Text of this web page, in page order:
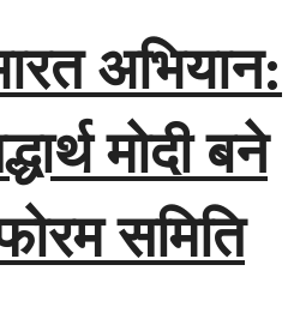
अभियान:
मोदी बने
समिति